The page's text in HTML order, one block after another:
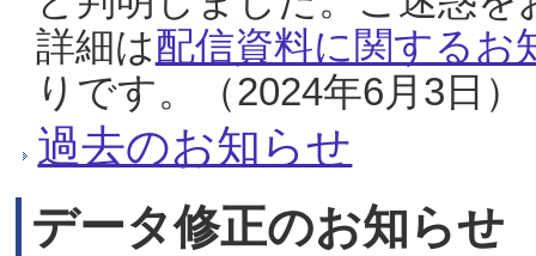
詳細は配信資料に関するお
りです。（2024年6月3日）
過去のお知らせ
データ修正のお知らせ